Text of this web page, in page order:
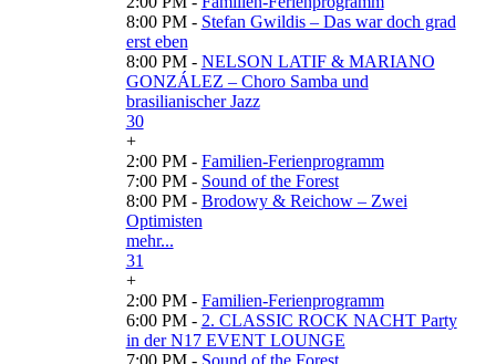
8:00 PM - Stefan Gwildis – Das war doch grad
erst eben
8:00 PM - NELSON LATIF & MARIANO
GONZÁLEZ – Choro Samba und
brasilianischer Jazz
30
+
2:00 PM - Familien-Ferienprogramm
7:00 PM - Sound of the Forest
8:00 PM - Brodowy & Reichow – Zwei
Optimisten
mehr...
31
+
2:00 PM - Familien-Ferienprogramm
6:00 PM - 2. CLASSIC ROCK NACHT Party
in der N17 EVENT LOUNGE